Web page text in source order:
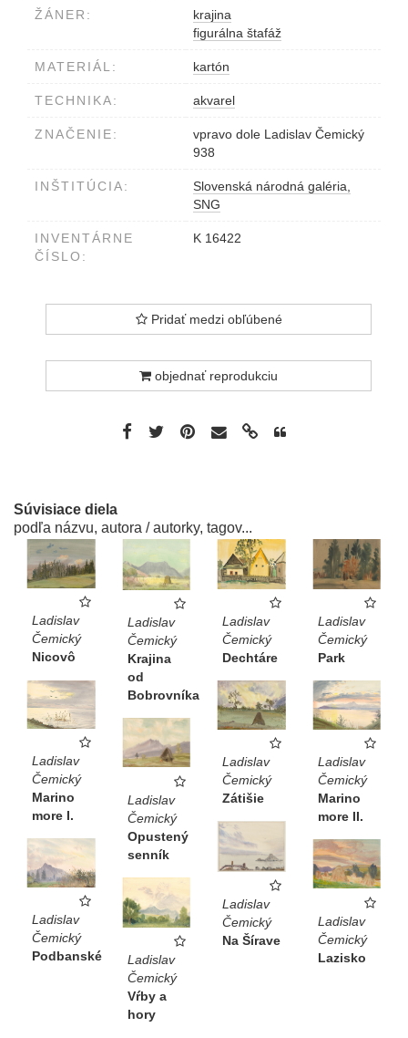
ŽÁNER:
krajina
figurálna štafáž
MATERIÁL: kartón
TECHNIKA: akvarel
ZNAČENIE:
vpravo dole Ladislav Čemický
938
INŠTITÚCIA:
Slovenská národná galéria,
SNG
INVENTÁRNE
ČÍSLO:
K 16422
Pridať medzi obľúbené
objednať reprodukciu
Súvisiace diela
podľa názvu, autora / autorky, tagov...
Ladislav
Čemický
Nicovô
Ladislav
Čemický
Krajina
od
Bobrovníka
Ladislav
Čemický
Dechtáre
Ladislav
Čemický
Park
Ladislav
Čemický
Marino
more I.
Ladislav
Čemický
Marino
more II.
Ladislav
Čemický
Zátišie
Ladislav
Čemický
Opustený
senník
Ladislav
Čemický
Na Šírave
Ladislav
Čemický
Podbanské
Ladislav
Čemický
Lazisko
Ladislav
Čemický
Vŕby a
hory